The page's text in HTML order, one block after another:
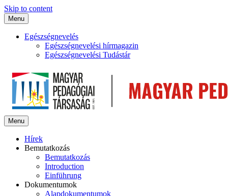
Skip to content
Menu
Egészségnevelés
Egészségnevelési hírmagazin
Egészségnevelési Tudástár
Menu
Hírek
Bemutatkozás
Bemutatkozás
Introduction
Einführung
Dokumentumok
Alapdokumentumok